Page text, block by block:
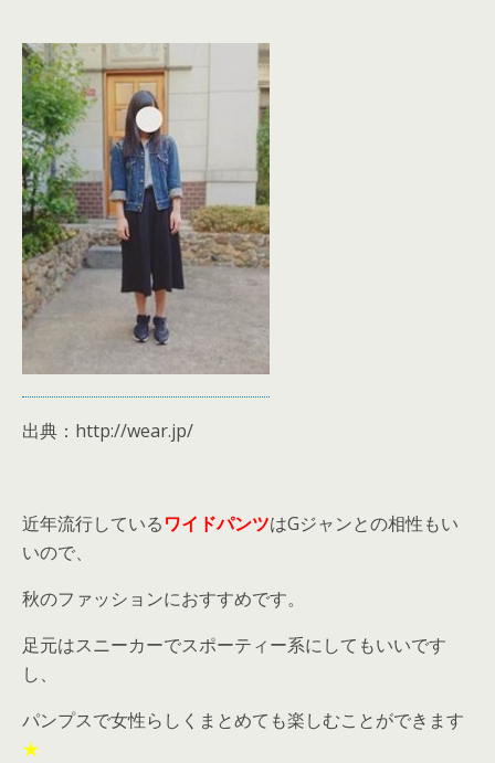
出典：http://wear.jp/
近年流行しているワイドパンツはGジャンとの相性もい
いので、
秋のファッションにおすすめです。
足元はスニーカーでスポーティー系にしてもいいです
し、
パンプスで女性らしくまとめても楽しむことができます
★